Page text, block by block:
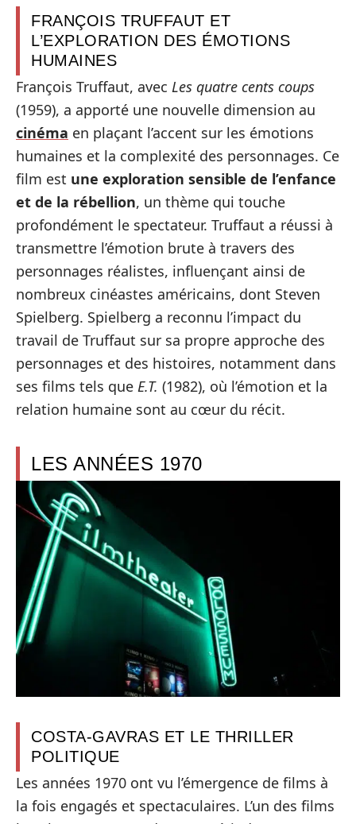
FRANÇOIS TRUFFAUT ET
L’EXPLORATION DES ÉMOTIONS
HUMAINES
François Truffaut, avec Les quatre cents coups
(1959), a apporté une nouvelle dimension au
cinéma en plaçant l’accent sur les émotions
humaines et la complexité des personnages. Ce
film est une exploration sensible de l’enfance
et de la rébellion, un thème qui touche
profondément le spectateur. Truffaut a réussi à
transmettre l’émotion brute à travers des
personnages réalistes, influençant ainsi de
nombreux cinéastes américains, dont Steven
Spielberg. Spielberg a reconnu l’impact du
travail de Truffaut sur sa propre approche des
personnages et des histoires, notamment dans
ses films tels que E.T. (1982), où l’émotion et la
relation humaine sont au cœur du récit.
LES ANNÉES 1970
COSTA-GAVRAS ET LE THRILLER
POLITIQUE
Les années 1970 ont vu l’émergence de films à
la fois engagés et spectaculaires. L’un des films